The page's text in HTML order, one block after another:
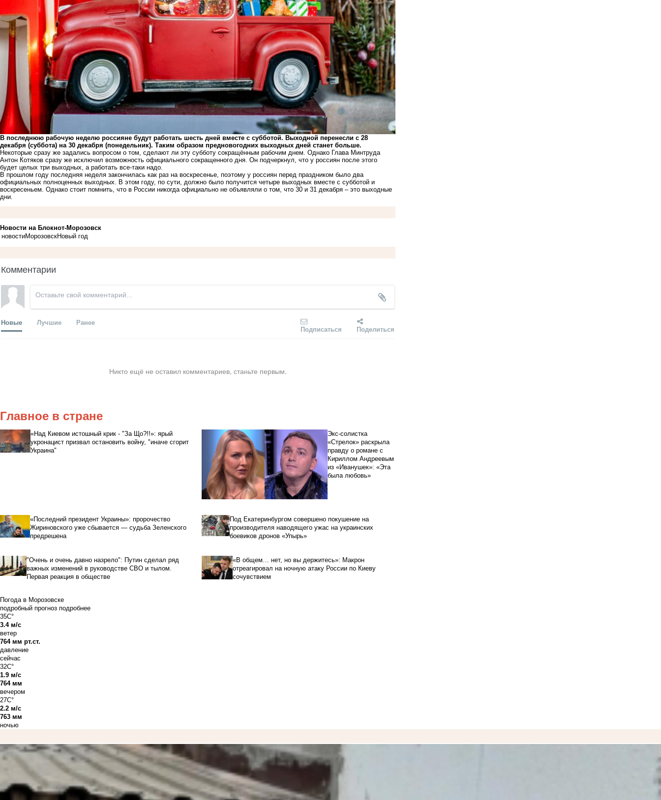
В последнюю рабочую неделю россияне будут работать шесть дней вместе с субботой. Выходной перенесли с 28
декабря (суббота) на 30 декабря (понедельник). Таким образом предновогодних выходных дней станет больше.
Некоторые сразу же задались вопросом о том, сделают ли эту субботу сокращённым рабочим днем. Однако Глава Минтруда
Антон Котяков сразу же исключил возможность официального сокращенного дня. Он подчеркнул, что у россиян после этого
будет целых три выходных, а работать все-таки надо.
В прошлом году последняя неделя закончилась как раз на воскресенье, поэтому у россиян перед праздником было два
официальных полноценных выходных. В этом году, по сути, должно было получится четыре выходных вместе с субботой и
воскресеньем. Однако стоит помнить, что в России никогда официально не объявляли о том, что 30 и 31 декабря – это выходные
дни.
Новости на Блoкнoт-Морозовск
новостиМорозовскНовый год
Комментарии
Новые Лучшие Ранее
Подписаться Поделиться
Никто ещё не оставил комментариев, станьте первым.
Главное в стране
«Над Киевом истошный крик - "За Що?!!»: ярый
укронацист призвал остановить войну, "иначе сгорит
Украина"
Экс-солистка
«Стрелок» раскрыла
правду о романе с
Кириллом Андреевым
из «Иванушек»: «Эта
была любовь»
«Последний президент Украины»: пророчество
Жириновского уже сбывается — судьба Зеленского
предрешена
Под Екатеринбургом совершено покушение на
производителя наводящего ужас на украинских
боевиков дронов «Упырь»
"Очень и очень давно назрело": Путин сделал ряд
важных изменений в руководстве СВО и тылом.
Первая реакция в обществе
«В общем… нет, но вы держитесь»: Макрон
отреагировал на ночную атаку России по Киеву
сочувствием
Погода в Морозовске
подробный прогноз подробнее
35C°
3.4 м/с
ветер
764 мм рт.ст.
давление
сейчас
32C°
1.9 м/с
764 мм
вечером
27C°
2.2 м/с
763 мм
ночью